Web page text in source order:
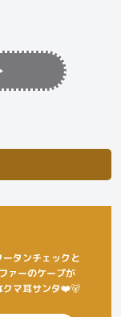
タンチェックと
ァーのケープが
クマ耳サンタ❤️🐻